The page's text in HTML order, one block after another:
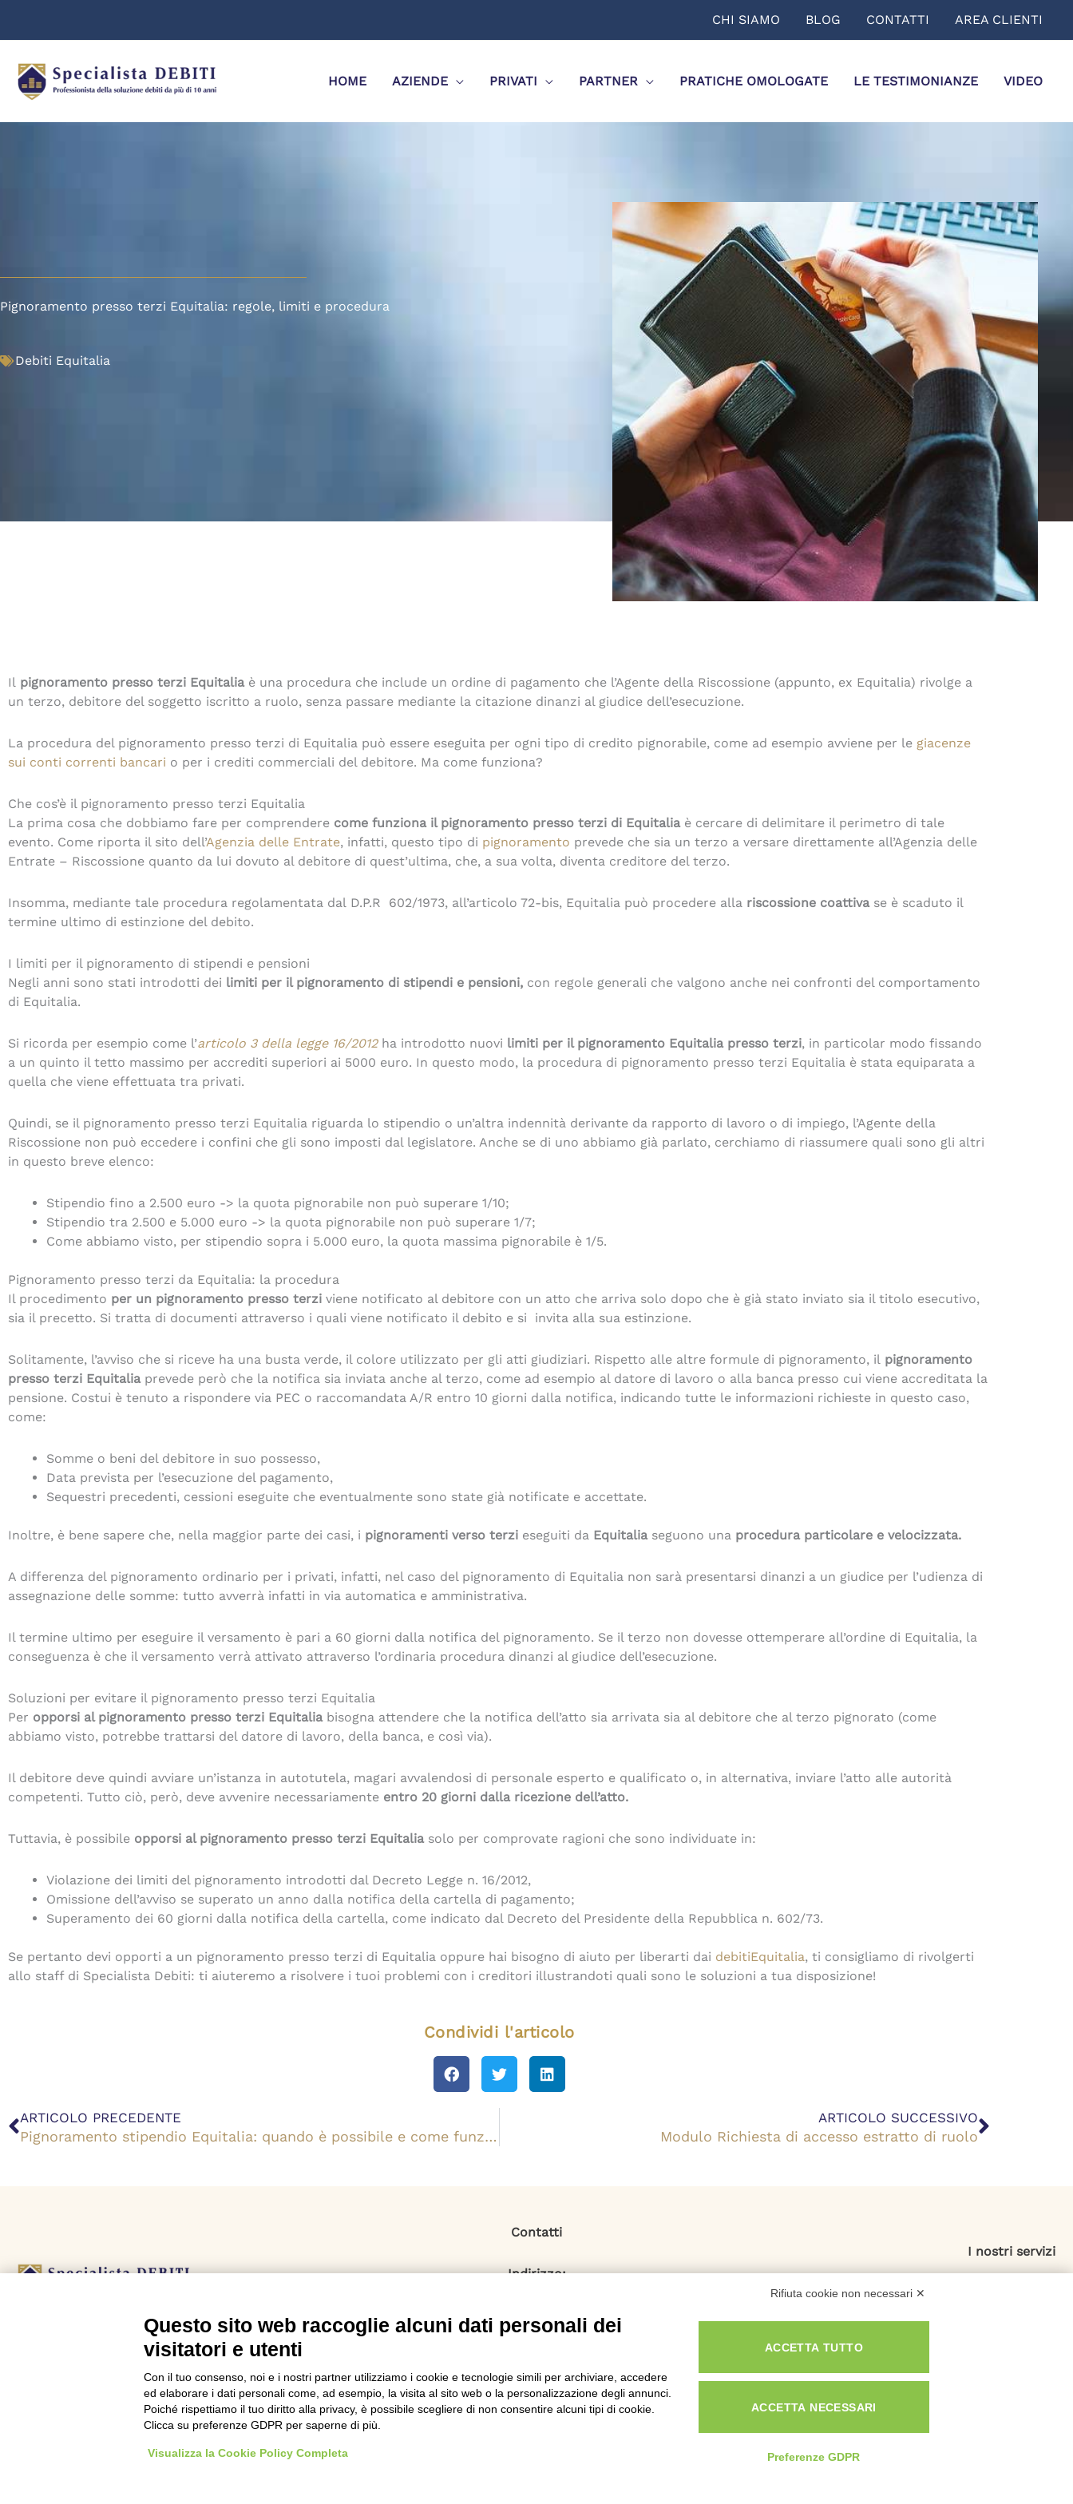
CHI SIAMO BLOG CONTATTI AREA CLIENTI
HOME AZIENDE PRIVATI PARTNER PRATICHE OMOLOGATE LE TESTIMONIANZE VIDEO
Pignoramento presso terzi Equitalia: regole, limiti e procedura
Debiti Equitalia
Il pignoramento presso terzi Equitaliaè una procedura che include un ordine di pagamento che l’Agente della Riscossione (appunto, ex Equitalia) rivolge a
un terzo, debitore del soggetto iscritto a ruolo, senza passare mediante la citazione dinanzi al giudice dell’esecuzione.
La procedura del pignoramento presso terzi di Equitalia può essere eseguita per ogni tipo di credito pignorabile, come ad esempio avviene per le giacenze
sui conti correnti bancari o per i crediti commerciali del debitore. Ma come funziona?
Che cos’è il pignoramento presso terzi Equitalia
La prima cosa che dobbiamo fare per comprendere come funziona il pignoramento presso terzi di Equitalia è cercare di delimitare il perimetro di tale
evento. Come riporta il sito dell’Agenzia delle Entrate, infatti, questo tipo di pignoramento prevede che sia un terzo a versare direttamente all’Agenzia delle
Entrate – Riscossione quanto da lui dovuto al debitore di quest’ultima, che, a sua volta, diventa creditore del terzo.
Insomma, mediante tale procedura regolamentata dal D.P.R 602/1973, all’articolo 72-bis, Equitalia può procedere alla riscossione coattiva se è scaduto il
termine ultimo di estinzione del debito.
I limiti per il pignoramento di stipendi e pensioni
Negli anni sono stati introdotti dei limiti per il pignoramento di stipendi e pensioni, con regole generali che valgono anche nei confronti del comportamento
di Equitalia.
Si ricorda per esempio come l’articolo 3 della legge 16/2012ha introdotto nuovi limiti per il pignoramento Equitalia presso terzi, in particolar modo fissando
a un quinto il tetto massimo per accrediti superiori ai 5000 euro. In questo modo, la procedura di pignoramento presso terzi Equitalia è stata equiparata a
quella che viene effettuata tra privati.
Quindi, se il pignoramento presso terzi Equitalia riguarda lo stipendio o un’altra indennità derivante da rapporto di lavoro o di impiego, l’Agente della
Riscossione non può eccedere i confini che gli sono imposti dal legislatore. Anche se di uno abbiamo già parlato, cerchiamo di riassumere quali sono gli altri
in questo breve elenco:
Stipendio fino a 2.500 euro -> la quota pignorabile non può superare 1/10;
Stipendio tra 2.500 e 5.000 euro -> la quota pignorabile non può superare 1/7;
Come abbiamo visto, per stipendio sopra i 5.000 euro, la quota massima pignorabile è 1/5.
Pignoramento presso terzi da Equitalia: la procedura
Il procedimento per un pignoramento presso terzi viene notificato al debitore con un atto che arriva solo dopo che è già stato inviato sia il titolo esecutivo,
sia il precetto. Si tratta di documenti attraverso i quali viene notificato il debito e si invita alla sua estinzione.
Solitamente, l’avviso che si riceve ha una busta verde, il colore utilizzato per gli atti giudiziari. Rispetto alle altre formule di pignoramento, il pignoramento
presso terzi Equitaliaprevede però che la notifica sia inviata anche al terzo, come ad esempio al datore di lavoro o alla banca presso cui viene accreditata la
pensione. Costui è tenuto a rispondere via PEC o raccomandata A/R entro 10 giorni dalla notifica, indicando tutte le informazioni richieste in questo caso,
come:
Somme o beni del debitore in suo possesso,
Data prevista per l’esecuzione del pagamento,
Sequestri precedenti, cessioni eseguite che eventualmente sono state già notificate e accettate.
Inoltre, è bene sapere che, nella maggior parte dei casi, i pignoramenti verso terzi eseguiti da Equitaliaseguono una procedura particolare e velocizzata.
A differenza del pignoramento ordinario per i privati, infatti, nel caso del pignoramento di Equitalia non sarà presentarsi dinanzi a un giudice per l’udienza di
assegnazione delle somme: tutto avverrà infatti in via automatica e amministrativa.
Il termine ultimo per eseguire il versamento è pari a 60 giorni dalla notifica del pignoramento. Se il terzo non dovesse ottemperare all’ordine di Equitalia, la
conseguenza è che il versamento verrà attivato attraverso l’ordinaria procedura dinanzi al giudice dell’esecuzione.
Soluzioni per evitare il pignoramento presso terzi Equitalia
Per opporsi al pignoramento presso terzi Equitaliabisogna attendere che la notifica dell’atto sia arrivata sia al debitore che al terzo pignorato (come
abbiamo visto, potrebbe trattarsi del datore di lavoro, della banca, e così via).
Il debitore deve quindi avviare un’istanza in autotutela, magari avvalendosi di personale esperto e qualificato o, in alternativa, inviare l’atto alle autorità
competenti. Tutto ciò, però, deve avvenire necessariamente entro 20 giorni dalla ricezione dell’atto.
Tuttavia, è possibile opporsi al pignoramento presso terzi Equitaliasolo per comprovate ragioni che sono individuate in:
Violazione dei limiti del pignoramento introdotti dal Decreto Legge n. 16/2012,
Omissione dell’avviso se superato un anno dalla notifica della cartella di pagamento;
Superamento dei 60 giorni dalla notifica della cartella, come indicato dal Decreto del Presidente della Repubblica n. 602/73.
Se pertanto devi opporti a un pignoramento presso terzi di Equitalia oppure hai bisogno di aiuto per liberarti dai debitiEquitalia, ti consigliamo di rivolgerti
allo staff di Specialista Debiti: ti aiuteremo a risolvere i tuoi problemi con i creditori illustrandoti quali sono le soluzioni a tua disposizione!
Condividi l'articolo
Precedente
ARTICOLO PRECEDENTE
Pignoramento stipendio Equitalia: quando è possibile e come funziona?
ARTICOLO SUCCESSIVO
Modulo Richiesta di accesso estratto di ruolo
L’agenzia Specialista Debiti è uno dei leader italiani
nella consulenza per le crisi da debito.
Contatti
Indirizzo:
Numero Verde:
Email:
contattaci@specialistadebiti.it
I nostri servizi
Copyright © 2026 Specialista Debiti Group - P.IVA 06876820827 - Web & Seo: Max Valle
Rifiuta cookie non necessari ✕
Questo sito web raccoglie alcuni dati personali dei
visitatori e utenti
Con il tuo consenso, noi e i nostri partner utilizziamo i cookie e tecnologie simili per archiviare, accedere
ed elaborare i dati personali come, ad esempio, la visita al sito web o la personalizzazione degli annunci.
Poiché rispettiamo il tuo diritto alla privacy, è possibile scegliere di non consentire alcuni tipi di cookie.
Clicca su preferenze GDPR per saperne di più.
Visualizza la Cookie Policy Completa
ACCETTA TUTTO
ACCETTA NECESSARI
Preferenze GDPR